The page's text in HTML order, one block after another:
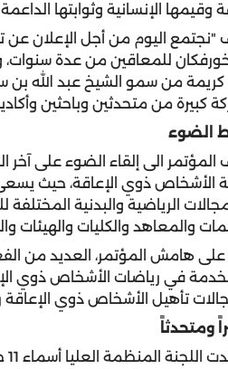
وقيمها الإنسانية وثوابتها
"نجتمع اليوم من أجل الإعلان
للمعاقين من عدة سنوات،
كريمة من سمو الشيخ عبد الله بن
كبيرة من متحدثين وباحثين
الضوء
الى إلقاء الضوء على آخر
الأشخاص ذوي الإعاقة، حيث يسعى
الرياضية والبدنية
والمعاهد والكليات والهيئات
على هامش المؤتمر، العديد من
في رياضات الأشخاص ذوي
تأهيل الأشخاص ذوي الإعاقة